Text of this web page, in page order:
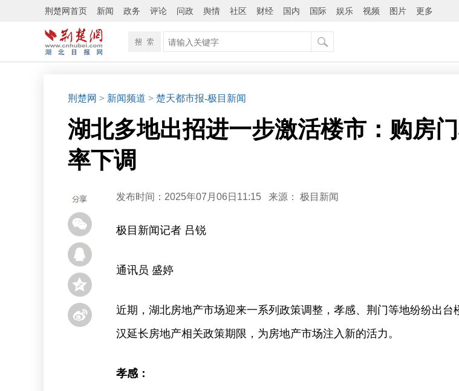
荆楚网首页 新闻 政务 评论 问政 舆情 社区 财经 国内 国际 娱乐 视频 图片 更多
荆楚网 > 新闻频道 > 楚天都市报-极目新闻
湖北多地出招进一步激活楼市：购房
率下调
发布时间：2025年07月06日11:15 来源： 极目新闻
极目新闻记者 吕锐
通讯员 盛婷
近期，湖北房地产市场迎来一系列政策调整，孝感、荆门等地纷纷出台
汉延长房地产相关政策期限，为房地产市场注入新的活力。
孝感：